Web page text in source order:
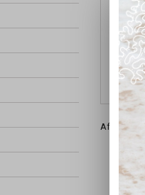
Affichage